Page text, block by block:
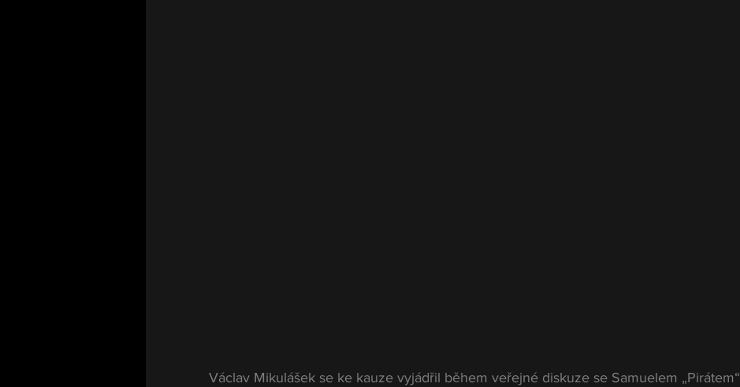
Václav Mikulášek se ke kauze vyjádřil během veřejné diskuze se Samuelem „Pirátem“